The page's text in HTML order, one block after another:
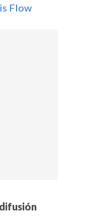
Flow